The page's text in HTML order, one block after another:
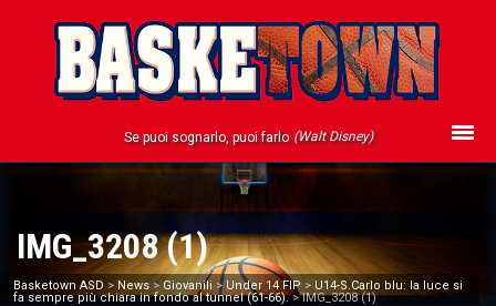
Se puoi sognarlo, puoi farlo (Walt Disney)
IMG_3208 (1)
Basketown ASD > News > Giovanili > Under 14 FIP > U14-S.Carlo blu: la luce si
fa sempre più chiara in fondo al tunnel (61-66).>IMG_3208 (1)